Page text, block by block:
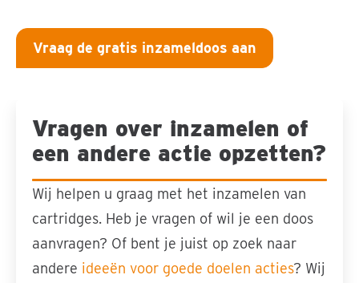
Vraag de gratis inzameldoos aan
Sla carousel over
Vragen over inzamelen of
een andere actie opzetten?
Wij helpen u graag met het inzamelen van
cartridges. Heb je vragen of wil je een doos
aanvragen? Of bent je juist op zoek naar
andere ideeën voor goede doelen acties? Wij